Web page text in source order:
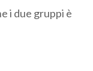
i due gruppi è